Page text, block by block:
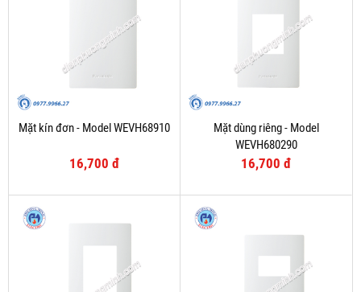
Mặt kín đơn - Model WEVH68910
16,700 đ
Mặt dùng riêng - Model
WEVH680290
16,700 đ